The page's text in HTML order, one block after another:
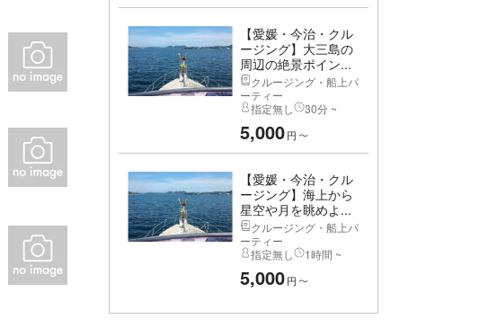
【愛媛・今治・クル
ージング】大三島の
周辺の絶景ポイン...
クルージング・船上パ
ーティー
指定無し
30分 ~
5,000円 〜
【愛媛・今治・クル
ージング】海上から
星空や月を眺めよ...
クルージング・船上パ
ーティー
指定無し
1時間 ~
5,000円 〜